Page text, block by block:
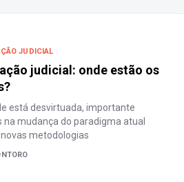
JUDICIAL
judicial: onde estão os
está desvirtuada, importante
na mudança do paradigma atual
metodologias